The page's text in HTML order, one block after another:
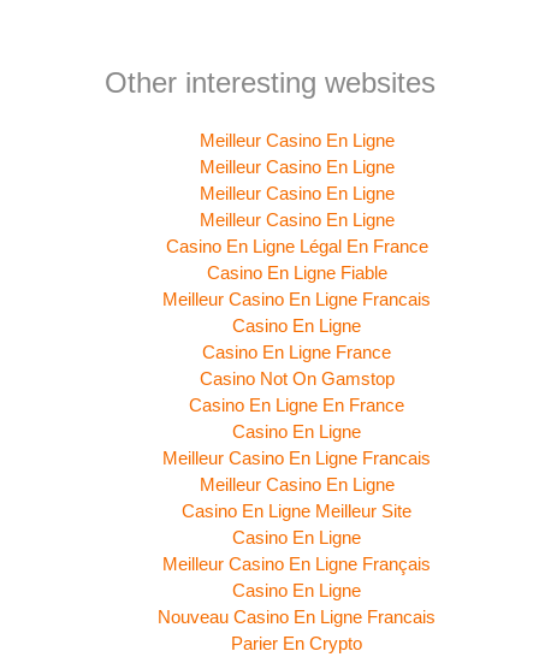
Other interesting websites
Meilleur Casino En Ligne
Meilleur Casino En Ligne
Meilleur Casino En Ligne
Meilleur Casino En Ligne
Casino En Ligne Légal En France
Casino En Ligne Fiable
Meilleur Casino En Ligne Francais
Casino En Ligne
Casino En Ligne France
Casino Not On Gamstop
Casino En Ligne En France
Casino En Ligne
Meilleur Casino En Ligne Francais
Meilleur Casino En Ligne
Casino En Ligne Meilleur Site
Casino En Ligne
Meilleur Casino En Ligne Français
Casino En Ligne
Nouveau Casino En Ligne Francais
Parier En Crypto